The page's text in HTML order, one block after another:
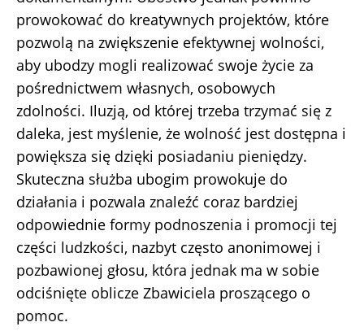
prowokować do kreatywnych projektów, które
pozwolą na zwiększenie efektywnej wolności,
aby ubodzy mogli realizować swoje życie za
pośrednictwem własnych, osobowych
zdolności. Iluzją, od której trzeba trzymać się z
daleka, jest myślenie, że wolność jest dostępna i
powiększa się dzięki posiadaniu pieniędzy.
Skuteczna służba ubogim prowokuje do
działania i pozwala znaleźć coraz bardziej
odpowiednie formy podnoszenia i promocji tej
części ludzkości, nazbyt często anonimowej i
pozbawionej głosu, która jednak ma w sobie
odciśnięte oblicze Zbawiciela proszącego o
pomoc.